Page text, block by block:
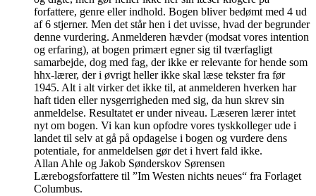
forfattere, genre eller indhold. Bogen bliver bedømt med 4 ud
af 6 stjerner. Men det står hen i det uvisse, hvad der begrunder
denne vurdering. Anmelderen hævder (modsat vores intention
og erfaring), at bogen primært egner sig til tværfagligt
samarbejde, dog med fag, der ikke er relevante for hende som
hhx-lærer, der i øvrigt heller ikke skal læse tekster fra før
1945. Alt i alt virker det ikke til, at anmelderen hverken har
haft tiden eller nysgerrigheden med sig, da hun skrev sin
anmeldelse. Resultatet er under niveau. Læseren lærer intet
nyt om bogen. Vi kan kun opfodre vores tyskkolleger ude i
landet til selv at gå på opdagelse i bogen og vurdere dens
potentiale, for anmeldelsen gør det i hvert fald ikke.
Allan Ahle og Jakob Sønderskov Sørensen
Lærebogsforfattere til ”Im Westen nichts neues“ fra Forlaget
Columbus.